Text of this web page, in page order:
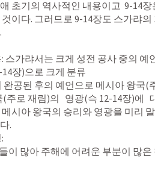
초기의 역사적인 내용이고  9-14
이다. 그러므로 9-14장도 스가랴
스가랴서는 크게 성전 공사 중의 예
14장)으로 크게 분류
완공된 후의 예언으로 메시아 왕국(
주로 재림)의   영광(슥 12-14장)에
시아 왕국의 승리와 영광을 미리
.